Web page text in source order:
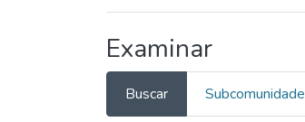
Examinar
Buscar